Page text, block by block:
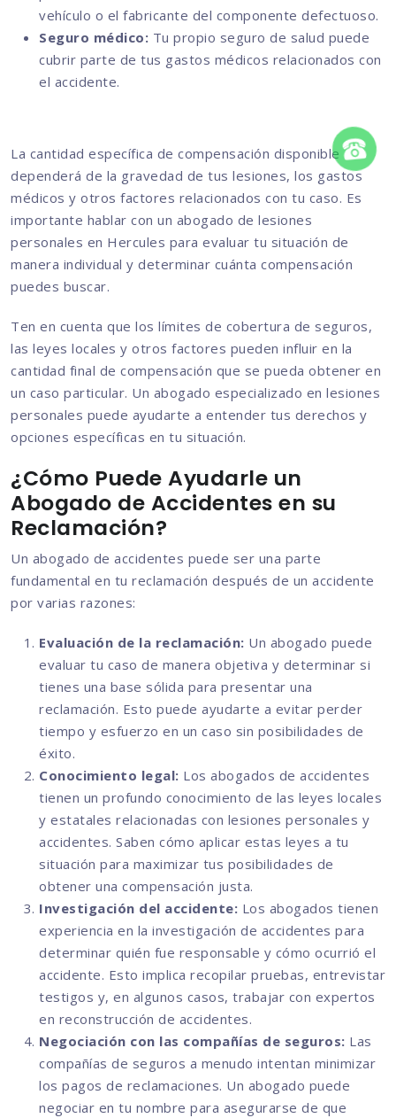
vehículo o el fabricante del componente defectuoso.
Seguro médico: Tu propio seguro de salud puede
cubrir parte de tus gastos médicos relacionados con
el accidente.
La cantidad específica de compensación disponible
dependerá de la gravedad de tus lesiones, los gastos
médicos y otros factores relacionados con tu caso. Es
importante hablar con un abogado de lesiones
personales en Hercules para evaluar tu situación de
manera individual y determinar cuánta compensación
puedes buscar.
Ten en cuenta que los límites de cobertura de seguros,
las leyes locales y otros factores pueden influir en la
cantidad final de compensación que se pueda obtener en
un caso particular. Un abogado especializado en lesiones
personales puede ayudarte a entender tus derechos y
opciones específicas en tu situación.
¿Cómo Puede Ayudarle un
Abogado de Accidentes en su
Reclamación?
Un abogado de accidentes puede ser una parte
fundamental en tu reclamación después de un accidente
por varias razones:
Evaluación de la reclamación: Un abogado puede
evaluar tu caso de manera objetiva y determinar si
tienes una base sólida para presentar una
reclamación. Esto puede ayudarte a evitar perder
tiempo y esfuerzo en un caso sin posibilidades de
éxito.
Conocimiento legal: Los abogados de accidentes
tienen un profundo conocimiento de las leyes locales
y estatales relacionadas con lesiones personales y
accidentes. Saben cómo aplicar estas leyes a tu
situación para maximizar tus posibilidades de
obtener una compensación justa.
Investigación del accidente: Los abogados tienen
experiencia en la investigación de accidentes para
determinar quién fue responsable y cómo ocurrió el
accidente. Esto implica recopilar pruebas, entrevistar
testigos y, en algunos casos, trabajar con expertos
en reconstrucción de accidentes.
Negociación con las compañías de seguros: Las
compañías de seguros a menudo intentan minimizar
los pagos de reclamaciones. Un abogado puede
negociar en tu nombre para asegurarse de que